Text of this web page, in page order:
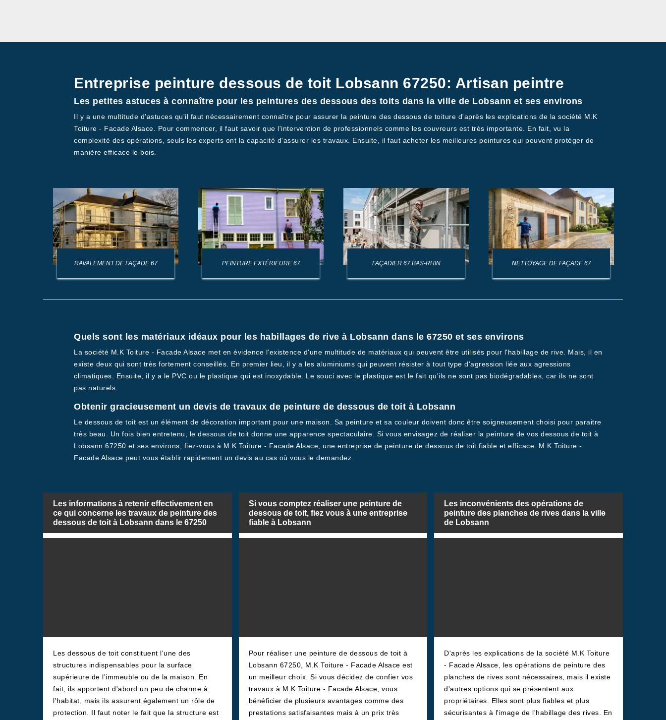
Entreprise peinture dessous de toit Lobsann 67250: Artisan peintre
Les petites astuces à connaître pour les peintures des dessous des toits dans la ville de Lobsann et ses environs
Il y a une multitude d'astuces qu'il faut nécessairement connaître pour assurer la peinture des dessous de toiture d'après les explications de la société M.K
Toiture - Facade Alsace. Pour commencer, il faut savoir que l'intervention de professionnels comme les couvreurs est très importante. En fait, vu la
complexité des opérations, seuls les experts ont la capacité d'assurer les travaux. Ensuite, il faut acheter les meilleures peintures qui peuvent protéger de
manière efficace le bois.
RAVALEMENT DE FAÇADE 67 PEINTURE EXTÉRIEURE 67 FAÇADIER 67 BAS-RHIN NETTOYAGE DE FAÇADE 67
Quels sont les matériaux idéaux pour les habillages de rive à Lobsann dans le 67250 et ses environs
La société M.K Toiture - Facade Alsace met en évidence l'existence d'une multitude de matériaux qui peuvent être utilisés pour l'habillage de rive. Mais, il en
existe deux qui sont très fortement conseillés. En premier lieu, il y a les aluminiums qui peuvent résister à tout type d'agression liée aux agressions
climatiques. Ensuite, il y a le PVC ou le plastique qui est inoxydable. Le souci avec le plastique est le fait qu'ils ne sont pas biodégradables, car ils ne sont
pas naturels.
Obtenir gracieusement un devis de travaux de peinture de dessous de toit à Lobsann
Le dessous de toit est un élément de décoration important pour une maison. Sa peinture et sa couleur doivent donc être soigneusement choisi pour paraitre
très beau. Un fois bien entretenu, le dessous de toit donne une apparence spectaculaire. Si vous envisagez de réaliser la peinture de vos dessous de toit à
Lobsann 67250 et ses environs, fiez-vous à M.K Toiture - Facade Alsace, une entreprise de peinture de dessous de toit fiable et efficace. M.K Toiture -
Facade Alsace peut vous établir rapidement un devis au cas où vous le demandez.
Les informations à retenir effectivement en
ce qui concerne les travaux de peinture des
dessous de toit à Lobsann dans le 67250
Les dessous de toit constituent l'une des
structures indispensables pour la surface
supérieure de l'immeuble ou de la maison. En
fait, ils apportent d'abord un peu de charme à
l'habitat, mais ils assurent également un rôle de
protection. Il faut noter le fait que la structure est
Si vous comptez réaliser une peinture de
dessous de toit, fiez vous à une entreprise
fiable à Lobsann
Pour réaliser une peinture de dessous de toit à
Lobsann 67250, M.K Toiture - Facade Alsace est
un meilleur choix. Si vous décidez de confier vos
travaux à M.K Toiture - Facade Alsace, vous
bénéficier de plusieurs avantages comme des
prestations satisfaisantes mais à un prix très
Les inconvénients des opérations de
peinture des planches de rives dans la ville
de Lobsann
D'après les explications de la société M.K Toiture
- Facade Alsace, les opérations de peinture des
planches de rives sont nécessaires, mais il existe
d'autres options qui se présentent aux
propriétaires. Elles sont plus fiables et plus
sécurisantes à l'image de l'habillage des rives. En